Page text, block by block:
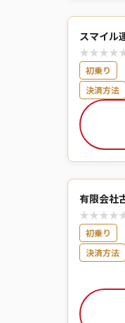
スマイル
★★★★
初乗り
決済方法
有限会社
★★★★
初乗り
決済方法